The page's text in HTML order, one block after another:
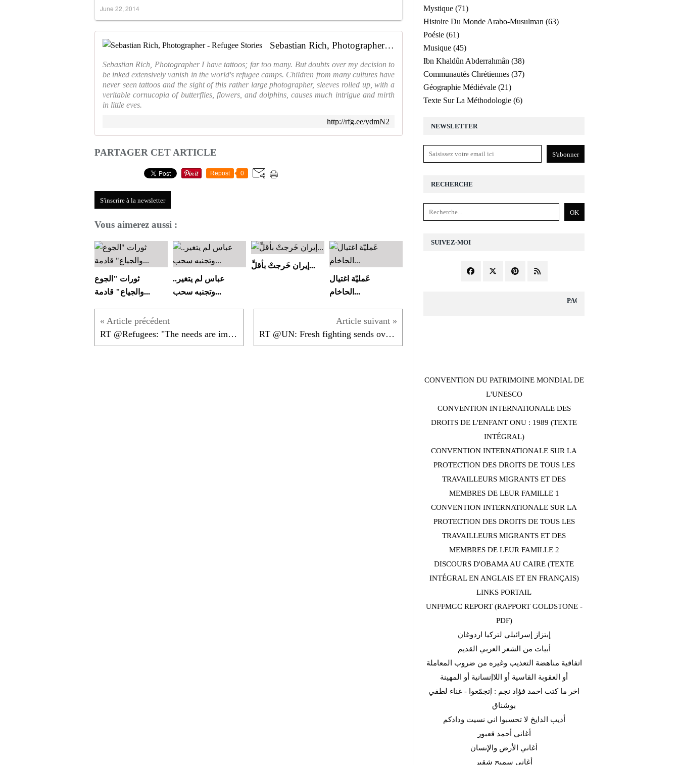
June 22, 2014
Sebastian Rich, Photographer - Refugee Stories
Sebastian Rich, Photographer I have tattoos; far too many. But doubts over my decision to
be inked extensively vanish in the world's refugee camps. Children from many cultures have
never seen tattoos and the sight of this rather large photographer, sleeves rolled up, with a
veritable cornucopia of butterflies, flowers, and dolphins, causes much intrigue and mirth
in little eyes.
http://rfg.ee/ydmN2
PARTAGER CET ARTICLE
Repost 0
S'inscrire à la newsletter
Vous aimerez aussi :
ثورات "الجوع
والجياع" قادمة...
عباس لم يتغير..
وتجنبه سحب...
إيران خَرجتْ بأقلِّ...
عَمليّة اغتيال
الحاخام...
RT @Refugees: "The needs are immense" - we are... RT @UN: Fresh fighting sends over 75,000...
NEWSLETTER
SUIVEZ-MOI
RECHERCHE
Mystique (71)
Histoire Du Monde Arabo-Musulman (63)
Poésie (61)
Musique (45)
Ibn Khaldûn Abderrahmân (38)
Communautés Chrétiennes (37)
Géographie Médiévale (21)
Texte Sur La Méthodologie (6)
PAGES DIVERS
CONVENTION DU PATRIMOINE MONDIAL DE
L'UNESCO
CONVENTION INTERNATIONALE DES
DROITS DE L'ENFANT ONU : 1989 (TEXTE
INTÉGRAL)
CONVENTION INTERNATIONALE SUR LA
PROTECTION DES DROITS DE TOUS LES
TRAVAILLEURS MIGRANTS ET DES
MEMBRES DE LEUR FAMILLE 1
CONVENTION INTERNATIONALE SUR LA
PROTECTION DES DROITS DE TOUS LES
TRAVAILLEURS MIGRANTS ET DES
MEMBRES DE LEUR FAMILLE 2
DISCOURS D'OBAMA AU CAIRE (TEXTE
INTÉGRAL EN ANGLAIS ET EN FRANÇAIS)
LINKS PORTAIL
UNFFMGC REPORT (RAPPORT GOLDSTONE -
PDF)
إبتزاز إسرائيلي لتركيا اردوغان
أبيات من الشعر العربي القديم
اتفاقية مناهضة التعذيب وغيره من ضروب المعاملة
أو العقوبة القاسية أو اللاإنسانية أو المهينة
اخر ما كتب احمد فؤاد نجم : إتجمّعوا - غناء لطفي
بوشناق
أديب الدايخ لا تحسبوا اني نسيت ودادكم
أغاني أحمد قعبور
أغاني الأرض والإنسان
أغاني سميح شقير